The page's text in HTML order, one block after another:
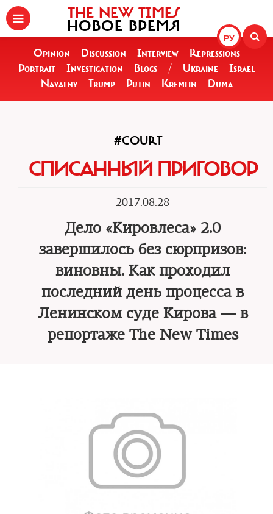
РУ
THE NEW TIMES
НОВОЕ ВРЕМЯ
Opinion Discussion Interview
Repressions
Portrait
Investigation Blogs / Ukraine
Israel
Navalny
Trump Putin Kremlin Duma
#COURT
СПИСАННЫЙ ПРИГОВОР
2017.08.28
Дело «Кировлеса» 2.0
завершилось без сюрпризов:
виновны. Как проходил
последний день процесса в
Ленинском суде Кирова — в
репортаже The New Times